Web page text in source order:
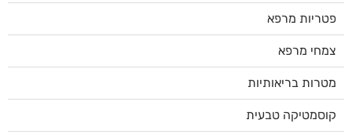
פטריות מרפא
צמחי מרפא
מטרות בריאותיות
קוסמטיקה טבעית